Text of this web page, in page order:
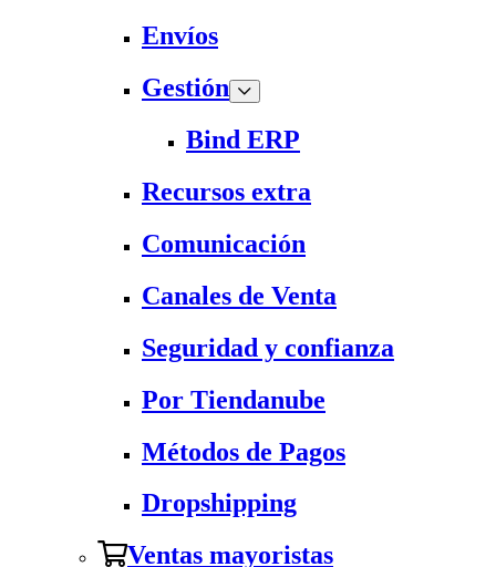
Envíos
Gestión
Bind ERP
Recursos extra
Comunicación
Canales de Venta
Seguridad y confianza
Por Tiendanube
Métodos de Pagos
Dropshipping
Ventas mayoristas